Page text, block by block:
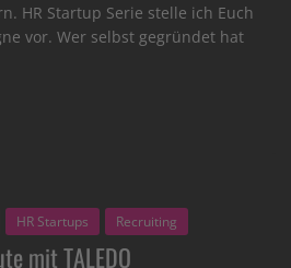
HR Startup Serie stelle ich Euch
vor. Wer selbst gegründet hat
HR Startups Recruiting
mit TALEDO